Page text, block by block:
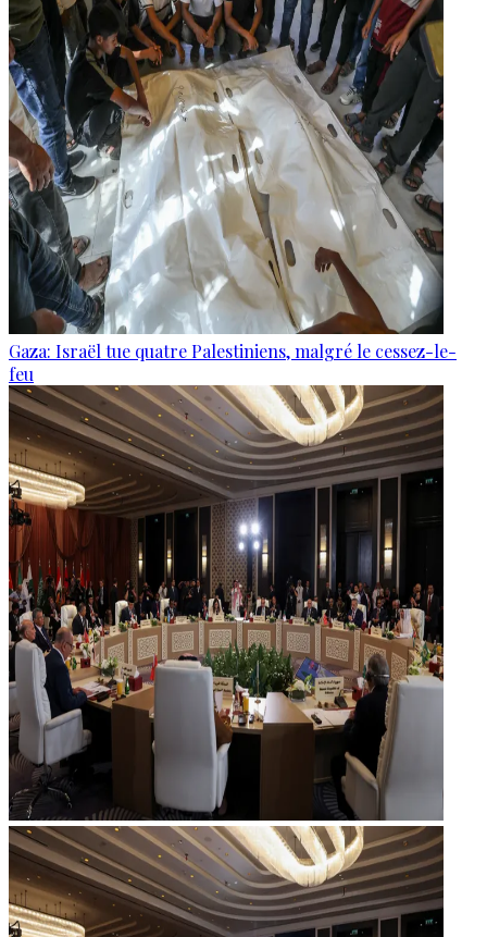
Gaza: Israël tue quatre Palestiniens, malgré le cessez-le-
feu